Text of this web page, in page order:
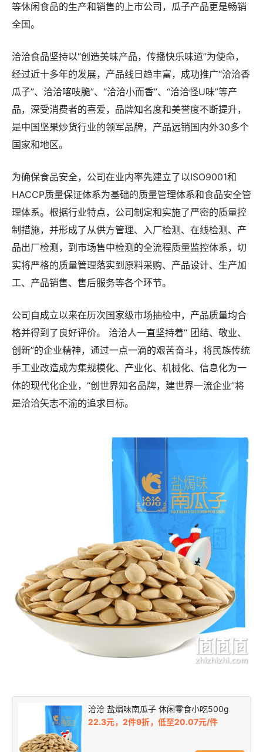
等休闲食品的生产和销售的上市公司，瓜子产品更是畅销
全国。
洽洽食品坚持以“创造美味产品，传播快乐味道”为使命，
经过近十多年的发展，产品线日趋丰富，成功推广“洽洽香
瓜子”、洽洽喀吱脆”、“洽洽小而香”、“洽洽怪U味”等产
品，深受消费者的喜爱，品牌知名度和美誉度不断提升，
是中国坚果炒货行业的领军品牌，产品远销国内外30多个
国家和地区。
为确保食品安全，公司在业内率先建立了以ISO9001和
HACCP质量保证体系为基础的质量管理体系和食品安全管
理体系。根据行业特点，公司制定和实施了严密的质量控
制措施，并形成了从供方管理、入厂检测、在线检测、产
品出厂检测，到市场售中检测的全流程质量监控体系，切
实将严格的质量管理落实到原料采购、产品设计、生产加
工、产品销售、售后服务等各个环节。
公司自成立以来在历次国家级市场抽检中，产品质量均合
格并得到了良好评价。 洽洽人一直坚持着“ 团结、敬业、
创新”的企业精神，通过一点一滴的艰苦奋斗，将民族传统
手工业改造成为集规模化、产业化、机械化、信息化为一
体的现代化企业，“创世界知名品牌，建世界一流企业”将
是洽洽矢志不渝的追求目标。
洽洽 盐焗味南瓜子 休闲零食小吃500g
22.3元，2件9折，低至20.07元/件